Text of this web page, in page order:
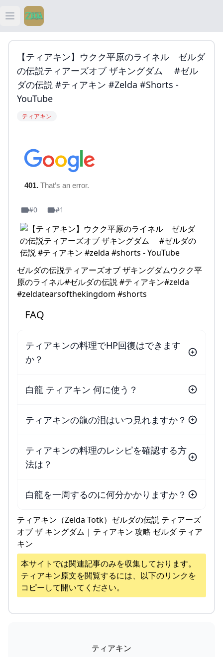
Open main menu
ティアキン
ティアキン 祠
ティアキン 武器
【ティアキン】ウクク平原のライネル ゼルダ
の伝説ティアーズオブ ザキングダム #ゼル
ダの伝説 #ティアキン #zelda #shorts -
YouTube
ティアキン
#0 #1
ゼルダの伝説ティアーズオブ ザキングダムウクク平
原のライネル#ゼルダの伝説 #ティアキン#zelda
#zeldatearsofthekingdom #shorts
FAQ
ティアキンの料理でHP回復はできます
か？
白龍 ティアキン 何に使う？
ティアキンの龍の泪はいつ見れますか？
ティアキンの料理のレシピを確認する方
法は？
白龍を一周するのに何分かかりますか？
ティアキン（Zelda Totk）ゼルダの伝説 ティアーズ
オブ ザ キングダム | ティアキン 攻略 ゼルダ ティア
キン
本サイトでは関連記事のみを収集しております。
ティアキン原文を閲覧するには、以下のリンクを
コピーして開いてください。
ティアキン